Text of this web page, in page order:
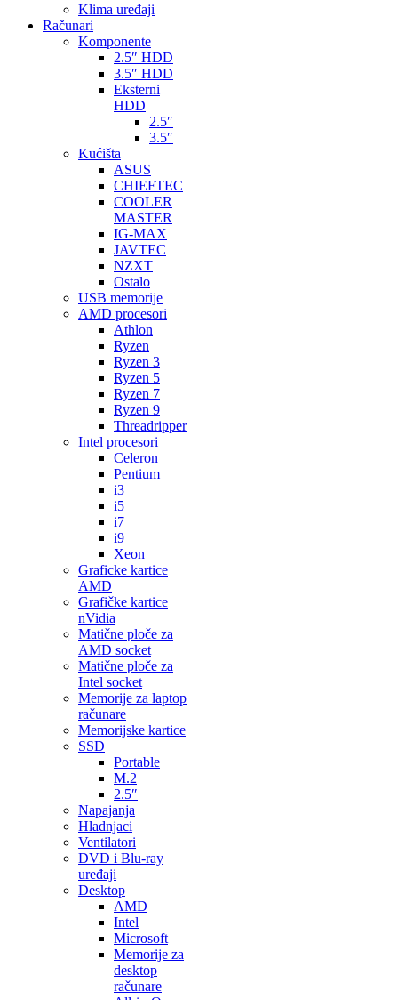
Klima uređaji
Računari
Komponente
2.5″ HDD
3.5″ HDD
Eksterni
HDD
2.5″
3.5″
Kućišta
ASUS
CHIEFTEC
COOLER
MASTER
IG-MAX
JAVTEC
NZXT
Ostalo
USB memorije
AMD procesori
Athlon
Ryzen
Ryzen 3
Ryzen 5
Ryzen 7
Ryzen 9
Threadripper
Intel procesori
Celeron
Pentium
i3
i5
i7
i9
Xeon
Graficke kartice
AMD
Grafičke kartice
nVidia
Matične ploče za
AMD socket
Matične ploče za
Intel socket
Memorije za laptop
računare
Memorijske kartice
SSD
Portable
M.2
2.5″
Napajanja
Hladnjaci
Ventilatori
DVD i Blu-ray
uređaji
Desktop
AMD
Intel
Microsoft
Memorije za
desktop
računare